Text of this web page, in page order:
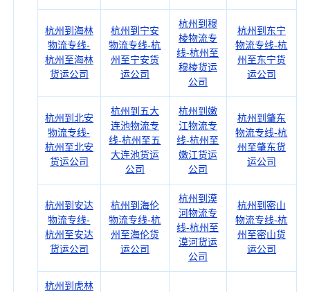
杭州到海林
物流专线-
杭州至海林
货运公司
杭州到宁安
物流专线-杭
州至宁安货
运公司
杭州到穆
棱物流专
线-杭州至
穆棱货运
公司
杭州到东宁
物流专线-杭
州至东宁货
运公司
杭州到北安
物流专线-
杭州至北安
货运公司
杭州到五大
连池物流专
线-杭州至五
大连池货运
公司
杭州到嫩
江物流专
线-杭州至
嫩江货运
公司
杭州到肇东
物流专线-杭
州至肇东货
运公司
杭州到安达
物流专线-
杭州至安达
货运公司
杭州到海伦
物流专线-杭
州至海伦货
运公司
杭州到漠
河物流专
线-杭州至
漠河货运
公司
杭州到密山
物流专线-杭
州至密山货
运公司
杭州到虎林